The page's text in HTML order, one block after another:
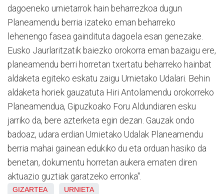
dagoeneko urnietarrok hain beharrezkoa dugun
Planeamendu berria izateko eman beharreko
lehenengo fasea gaindituta dagoela esan genezake.
Eusko Jaurlaritzatik baiezko orokorra eman bazaigu ere,
planeamendu berri horretan txertatu beharreko hainbat
aldaketa egiteko eskatu zaigu Urnietako Udalari. Behin
aldaketa horiek gauzatuta Hiri Antolamendu orokorreko
Planeamendua, Gipuzkoako Foru Aldundiaren esku
jarriko da, bere azterketa egin dezan. Gauzak ondo
badoaz, udara erdian Urnietako Udalak Planeamendu
berria mahai gainean edukiko du eta orduan hasiko da
benetan, dokumentu horretan aukera ematen diren
aktuazio guztiak garatzeko erronka".
GIZARTEA URNIETA